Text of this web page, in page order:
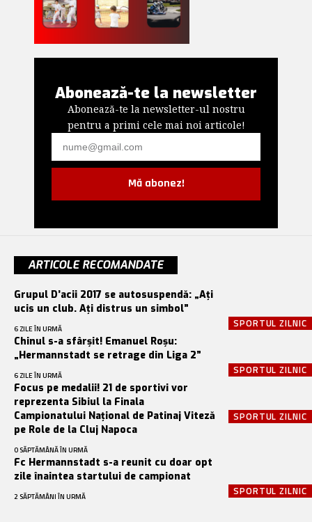
Abonează-te la newsletter
Abonează-te la newsletter-ul nostru
pentru a primi cele mai noi articole!
Mă abonez!
ARTICOLE RECOMANDATE
SPORTUL ZILNIC
Grupul D’acii 2017 se autosuspendă: „Ați
ucis un club. Ați distrus un simbol”
6 ZILE ÎN URMĂ
SPORTUL ZILNIC
Chinul s-a sfârșit! Emanuel Roșu:
„Hermannstadt se retrage din Liga 2”
6 ZILE ÎN URMĂ
SPORTUL ZILNIC
Focus pe medalii! 21 de sportivi vor
reprezenta Sibiul la Finala
Campionatului Național de Patinaj Viteză
pe Role de la Cluj Napoca
O SĂPTĂMÂNĂ ÎN URMĂ
SPORTUL ZILNIC
Fc Hermannstadt s-a reunit cu doar opt
zile înaintea startului de campionat
2 SĂPTĂMÂNI ÎN URMĂ